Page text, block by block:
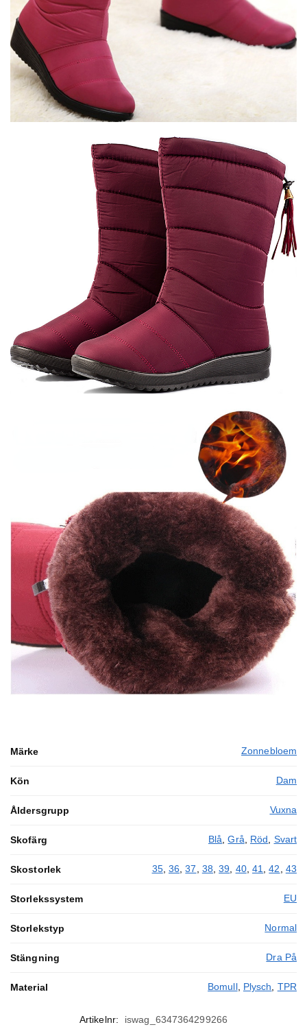
Märke Zonnebloem
Kön Dam
Åldersgrupp Vuxna
Skofärg Blå ,Grå Röd Svart
Skostorlek 35, 36 ,37 38 ,39 40, 41 ,42 43
Storlekssystem EU
Storlekstyp Normal
Stängning Dra På
Material Bomull, Plysch TPR
Artikelnr:
iswag_6347364299266